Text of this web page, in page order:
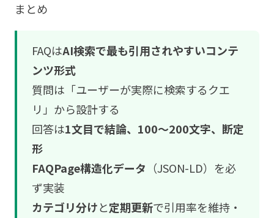
まとめ
FAQはAI検索で最も引用されやすいコンテ
ンツ形式
質問は「ユーザーが実際に検索するクエ
リ」から設計する
回答は1文目で結論、100〜200文字、断定
形
FAQPage構造化データ （JSON-LD）を必
ず実装
カテゴリ分けと定期更新で引用率を維持・